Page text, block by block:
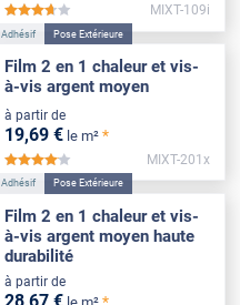
***** MIXT-109i
Adhésif Pose Extérieure
Film 2 en 1 chaleur et vis-
à-vis argent moyen
à partir de
19,69 € le m² *
*****
MIXT-201x
Adhésif Pose Extérieure
Film 2 en 1 chaleur et vis-
à-vis argent moyen haute
durabilité
à partir de
28,67 €
*